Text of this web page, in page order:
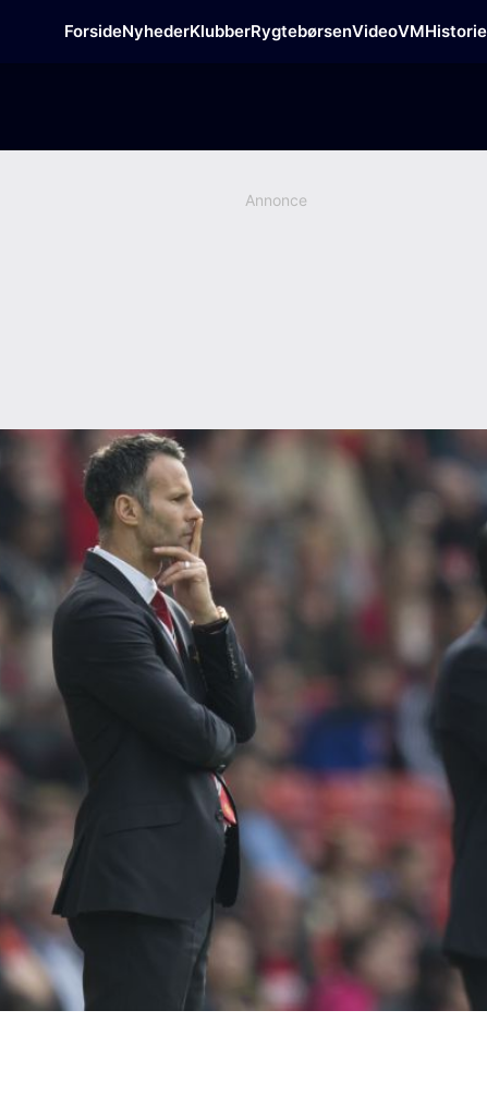
ForsideNyhederKlubberRygtebørsenVideoVMHistorie
Annonce